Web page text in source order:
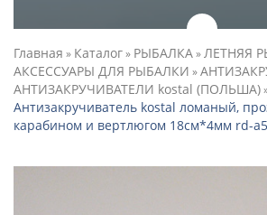
Главная » Каталог» РЫБАЛКА»ЛЕТНЯЯ
АКСЕССУАРЫ ДЛЯ РЫБАЛКИ »
АНТИЗАКРУЧИВАТЕЛИ kostal (ПОЛЬША)
Антизакручиватель kostal ломаный,
карабином и вертлюгом 18см*4мм rd-